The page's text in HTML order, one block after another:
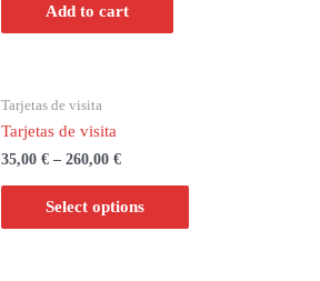
Add to cart
Tarjetas de visita
Tarjetas de visita
35,00 € – 260,00 €
Select options